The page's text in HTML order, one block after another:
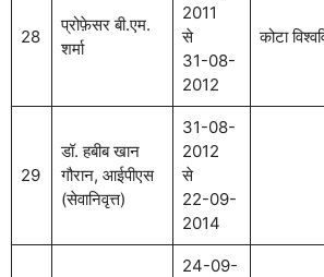
28
प्रोफ़ेसर बी.एम.
शर्मा
2011
से
31-08-
2012
कोटा
29
डॉ. हबीब खान
गौरान, आईपीएस
(सेवानिवृत्त)
31-08-
2012
से
22-09-
2014
24-09-